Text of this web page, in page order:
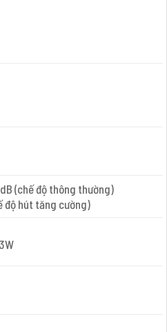
(chế độ thông thường)
độ hút tăng cường)